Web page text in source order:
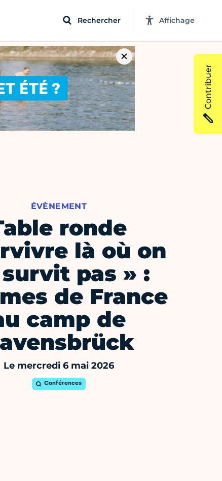
Rechercher Affichage
ÉVÈNEMENT
ronde
là où on
pas » :
de France
camp de
Le mercredi 6 mai 2026
Conférences
Contribuer